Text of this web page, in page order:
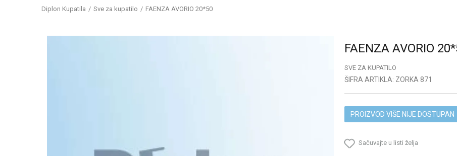
Diplon Kupatila Sve za kupatilo FAENZA AVORIO 20*50
FAENZA AVORIO
SVE ZA KUPATILO
ŠIFRA ARTIKLA: ZORKA 871
PROIZVOD VIŠE NIJE DOSTUPAN
Sačuvajte u listi želja